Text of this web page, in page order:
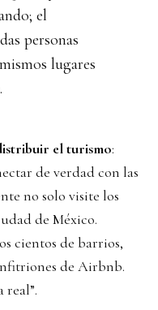
el
personas
lugares
el turismo:
de verdad con las
no solo visite los
de México.
cientos de barrios,
de Airbnb.